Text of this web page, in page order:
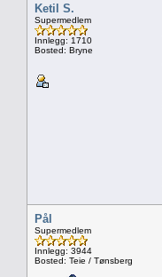
Ketil S.
Supermedlem
Innlegg: 1710
Bosted: Bryne
Pål
Supermedlem
Innlegg: 3944
Bosted: Teie / Tønsberg